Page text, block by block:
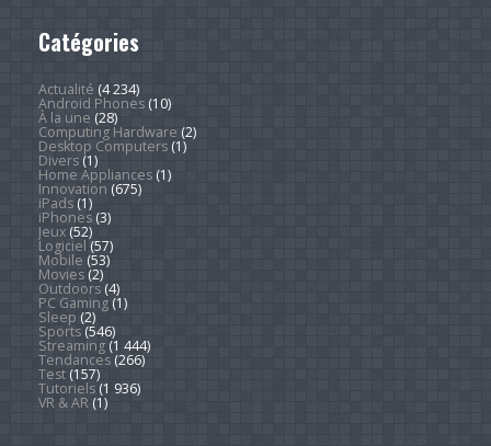
Catégories
Actualité (4 234)
Android Phones(10)
À la une (28)
Computing Hardware (2)
Desktop Computers(1)
Divers(1)
Home Appliances(1)
Innovation (675)
iPads(1)
iPhones(3)
Jeux(52)
Logiciel (57)
Mobile (53)
Movies(2)
Outdoors(4)
PC Gaming(1)
Sleep (2)
Sports(546)
Streaming(1 444)
Tendances(266)
Test(157)
Tutoriels(1 936)
VR & AR(1)